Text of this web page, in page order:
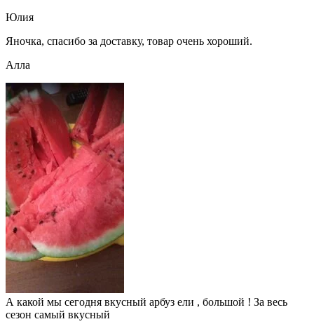
Юлия
Яночка, спасибо за доставку, товар очень хороший.
Алла
А какой мы сегодня вкусный арбуз ели , большой ! За весь
сезон самый вкусный